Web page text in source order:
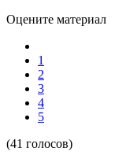
Оцените материал
1
2
3
4
5
(41 голосов)